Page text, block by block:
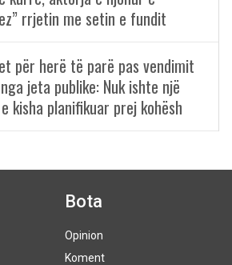
rrjetin me setin e fundit
për herë të parë pas vendimit
jeta publike: Nuk ishte një
kisha planifikuar prej kohësh
Bota
Opinion
Koment